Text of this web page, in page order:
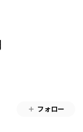
フォロー